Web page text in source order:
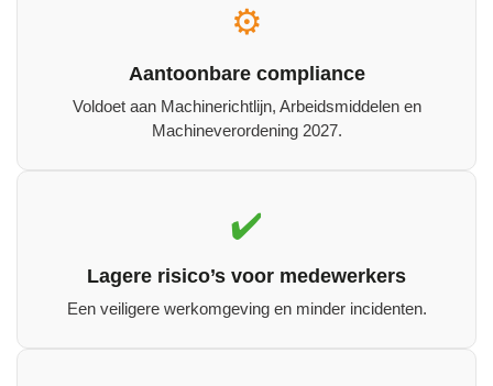
⚙️
Aantoonbare compliance
Voldoet aan Machinerichtlijn, Arbeidsmiddelen en
Machineverordening 2027.
✔️
Lagere risico’s voor medewerkers
Een veiligere werkomgeving en minder incidenten.